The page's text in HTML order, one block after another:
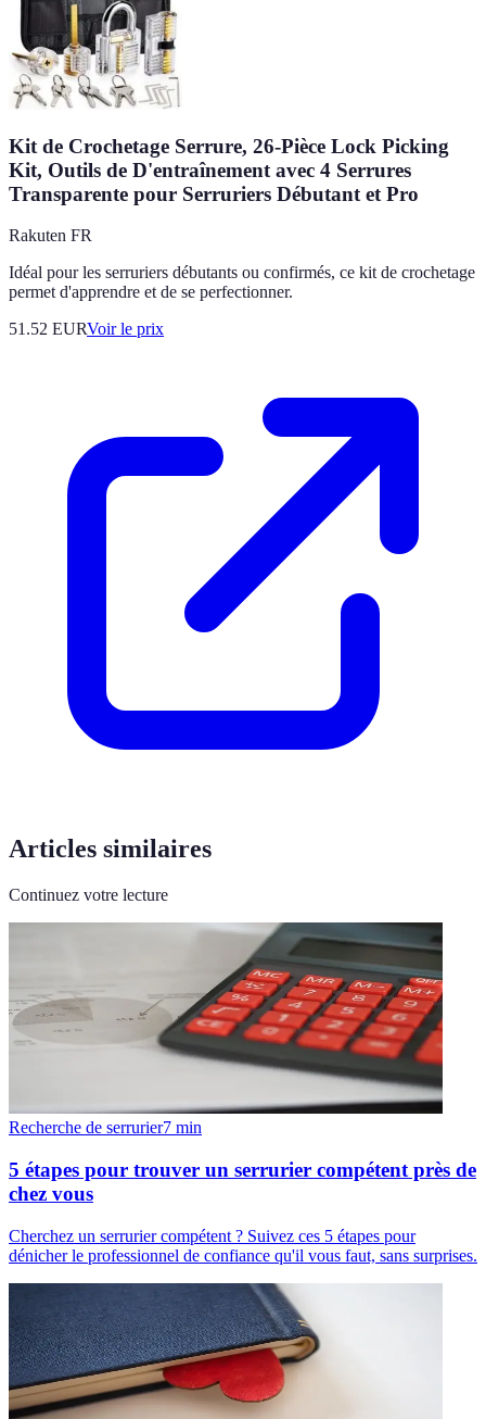
Kit de Crochetage Serrure, 26-Pièce Lock Picking
Kit, Outils de D'entraînement avec 4 Serrures
Transparente pour Serruriers Débutant et Pro
Rakuten FR
Idéal pour les serruriers débutants ou confirmés, ce kit de crochetage
permet d'apprendre et de se perfectionner.
51.52 EURVoir le prix
Articles similaires
Continuez votre lecture
Recherche de serrurier7 min
5 étapes pour trouver un serrurier compétent près de
chez vous
Cherchez un serrurier compétent ? Suivez ces 5 étapes pour
dénicher le professionnel de confiance qu'il vous faut, sans surprises.